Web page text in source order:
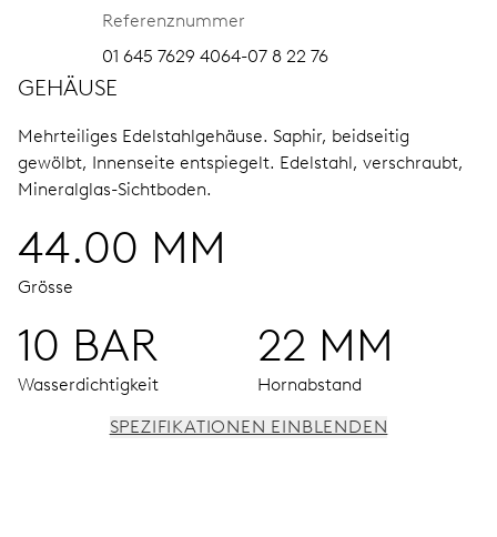
Referenznummer
01 645 7629 4064-07 8 22 76
GEHÄUSE
Mehrteiliges Edelstahlgehäuse. Saphir, beidseitig
gewölbt, Innenseite entspiegelt. Edelstahl, verschraubt,
Mineralglas-Sichtboden.
44.00 MM
Grösse
10 BAR
Wasserdichtigkeit
22 MM
Hornabstand
SPEZIFIKATIONEN EINBLENDEN